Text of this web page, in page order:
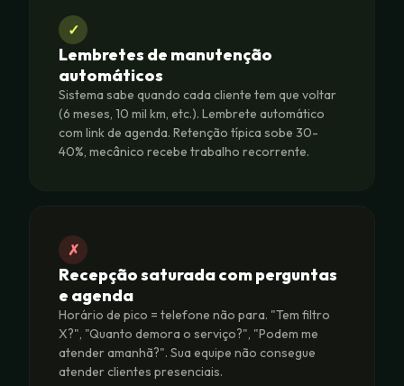
✓
Lembretes de manutenção
automáticos
Sistema sabe quando cada cliente tem que voltar
(6 meses, 10 mil km, etc.). Lembrete automático
com link de agenda. Retenção típica sobe 30-
40%, mecânico recebe trabalho recorrente.
✗
Recepção saturada com perguntas
e agenda
Horário de pico = telefone não para. "Tem filtro
X?", "Quanto demora o serviço?", "Podem me
atender amanhã?". Sua equipe não consegue
atender clientes presenciais.